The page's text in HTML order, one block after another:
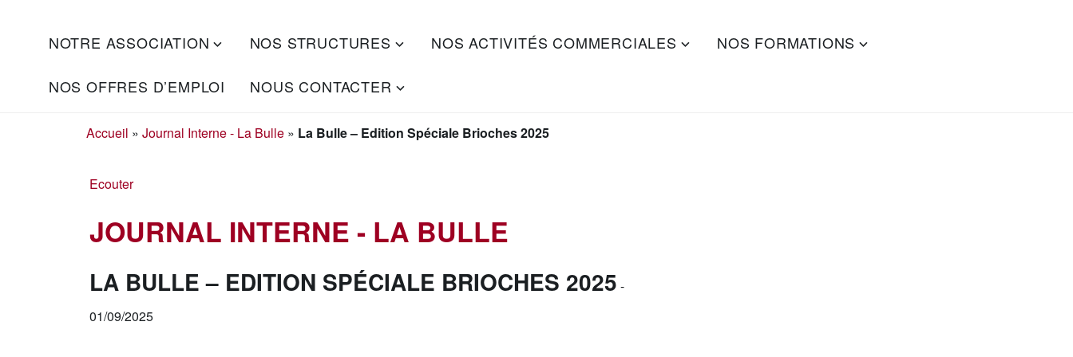
ADAPEI
DES
LANDES
S'engager
pour
NOTRE ASSOCIATION NOS STRUCTURES NOS ACTIVITÉS COMMERCIALES NOS FORMATIONS
NOS OFFRES D’EMPLOI NOUS CONTACTER
Accueil » Journal Interne - La Bulle» La Bulle – Edition Spéciale Brioches 2025
Ecouter
JOURNAL INTERNE - LA BULLE
LA BULLE – EDITION SPÉCIALE BRIOCHES 2025 -
01/09/2025